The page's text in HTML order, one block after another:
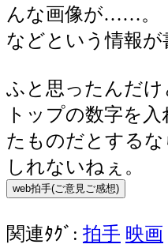
んな画像が……。
などという情報
ふと思ったんだけ
トップの数字を
たものだとする
しれないねぇ。
関連ﾀｸﾞ: 拍手 映画